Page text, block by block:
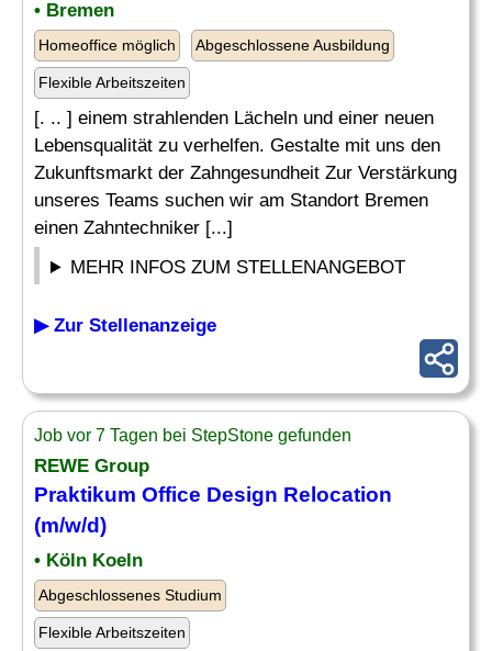
• Bremen
Homeoffice möglich Abgeschlossene Ausbildung
Flexible Arbeitszeiten
[. .. ] einem strahlenden Lächeln und einer neuen
Lebensqualität zu verhelfen. Gestalte mit uns den
Zukunftsmarkt der Zahngesundheit Zur Verstärkung
unseres Teams suchen wir am Standort Bremen
einen Zahntechniker [...]
MEHR INFOS ZUM STELLENANGEBOT
▶ Zur Stellenanzeige
Job vor 7 Tagen bei StepStone gefunden
REWE Group
Praktikum Office Design Relocation
(m/w/d)
• Köln Koeln
Abgeschlossenes Studium
Flexible Arbeitszeiten